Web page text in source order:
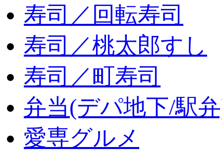
寿司／回転寿司
寿司／桃太郎すし
寿司／町寿司
弁当(デパ地下/駅
愛専グルメ